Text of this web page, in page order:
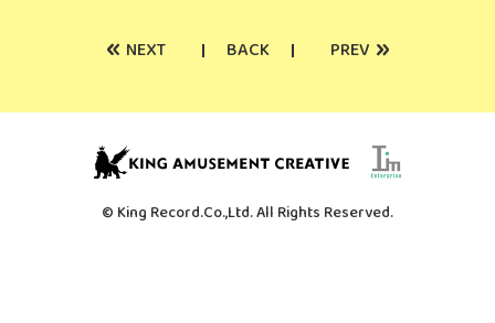
« NEXT BACK PREV »
© King Record.Co.,Ltd. All Rights Reserved.